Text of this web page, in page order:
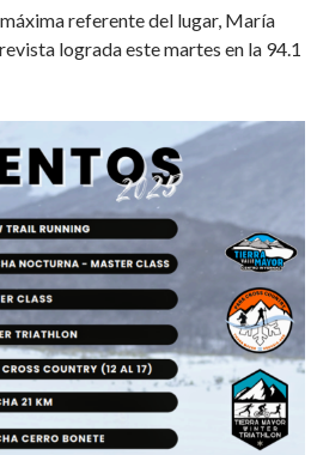
referente del lugar, María
lograda este martes en la 94.1